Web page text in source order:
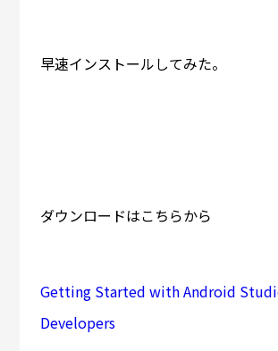
早速インストールしてみた。
ダウンロードはこちらから
Getting Started with Android
Developers